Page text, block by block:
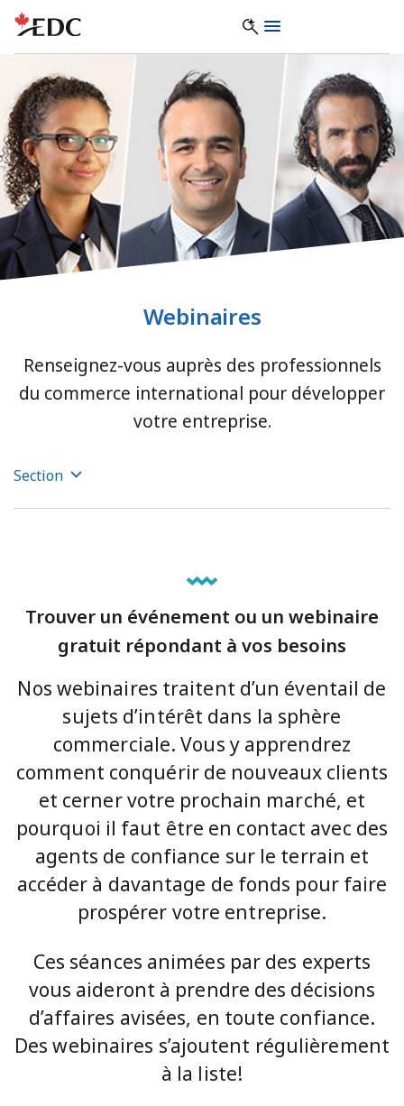
Webinaires
Renseignez-vous auprès des professionnels
du commerce international pour développer
votre entreprise.
Section
Trouver un événement ou un webinaire
gratuit répondant à vos besoins
Nos webinaires traitent d’un éventail de
sujets d’intérêt dans la sphère
commerciale. Vous y apprendrez
comment conquérir de nouveaux clients
et cerner votre prochain marché, et
pourquoi il faut être en contact avec des
agents de confiance sur le terrain et
accéder à davantage de fonds pour faire
prospérer votre entreprise.
Ces séances animées par des experts
vous aideront à prendre des décisions
d’affaires avisées, en toute confiance.
Des webinaires s’ajoutent régulièrement
à la liste!